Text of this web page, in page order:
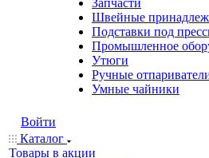
Запчасти
Швейные
Подставки под
Промышленное
Утюги
Ручные
Умные чайники
Войти
Каталог
Товары в акции